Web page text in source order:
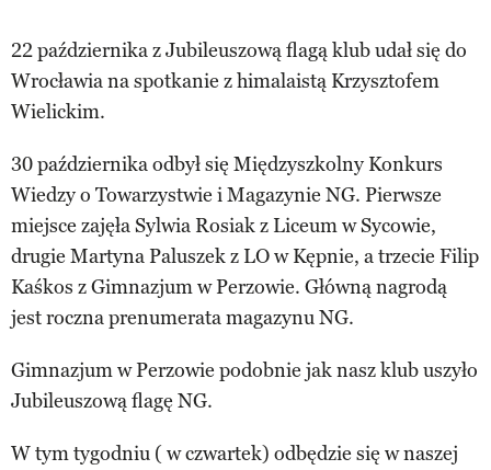
22 października z Jubileuszową flagą klub udał się do
Wrocławia na spotkanie z himalaistą Krzysztofem
Wielickim.
30 października odbył się Międzyszkolny Konkurs
Wiedzy o Towarzystwie i Magazynie NG. Pierwsze
miejsce zajęła Sylwia Rosiak z Liceum w Sycowie,
drugie Martyna Paluszek z LO w Kępnie, a trzecie Filip
Kaśkos z Gimnazjum w Perzowie. Główną nagrodą
jest roczna prenumerata magazynu NG.
Gimnazjum w Perzowie podobnie jak nasz klub uszyło
Jubileuszową flagę NG.
W tym tygodniu ( w czwartek) odbędzie się w naszej